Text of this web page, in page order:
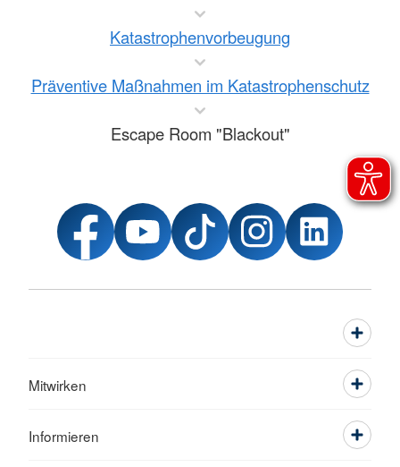
Katastrophenvorbeugung
Präventive Maßnahmen im Katastrophenschutz
Escape Room "Blackout"
Mitwirken
Informieren